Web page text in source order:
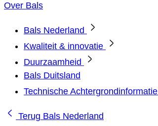
Over Bals
Bals Nederland
Kwaliteit & innovatie
Duurzaamheid
Bals Duitsland
Technische Achtergrondinformatie
Terug Bals Nederland